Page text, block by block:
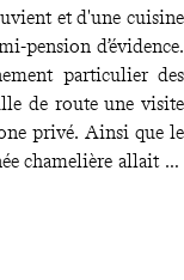
et d'une cuisine
pension d’évidence.
particulier des
de route une visite
privé. Ainsi que le
chamelière allait de
ou un léger